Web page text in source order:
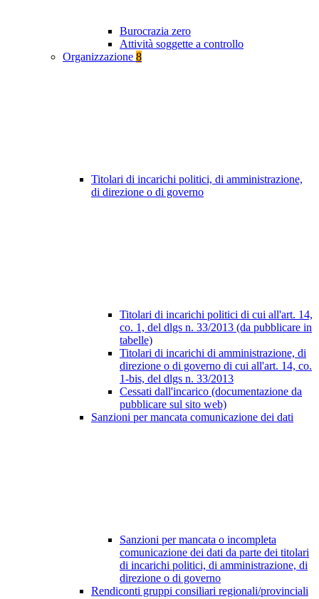
Burocrazia zero
Attività soggette a controllo
Organizzazione 8
Titolari di incarichi politici, di amministrazione,
di direzione o di governo
Titolari di incarichi politici di cui all'art. 14,
co. 1, del dlgs n. 33/2013 (da pubblicare in
tabelle)
Titolari di incarichi di amministrazione, di
direzione o di governo di cui all'art. 14, co.
1-bis, del dlgs n. 33/2013
Cessati dall'incarico (documentazione da
pubblicare sul sito web)
Sanzioni per mancata comunicazione dei dati
Sanzioni per mancata o incompleta
comunicazione dei dati da parte dei titolari
di incarichi politici, di amministrazione, di
direzione o di governo
Rendiconti gruppi consiliari regionali/provinciali